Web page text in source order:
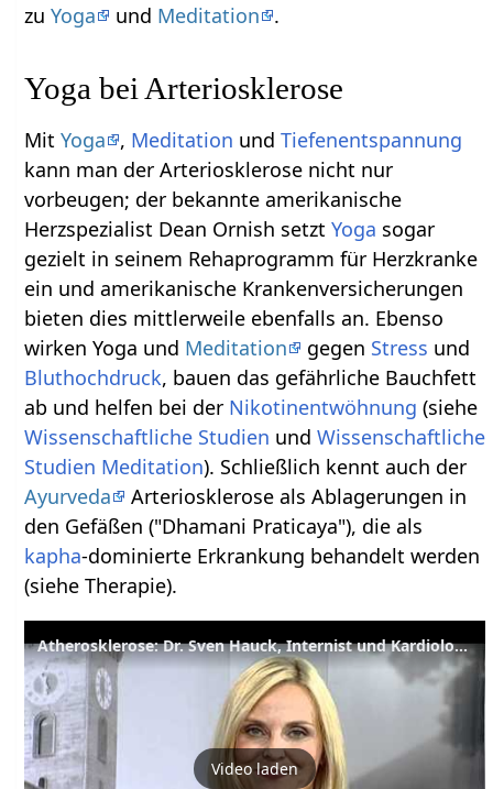
zuYoga und Meditation .
Yoga bei Arteriosklerose
MitYoga , Meditation undTiefenentspannung
kann man der Arteriosklerose nicht nur
vorbeugen; der bekannte amerikanische
Herzspezialist Dean Ornish setztYoga sogar
gezielt in seinem Rehaprogramm für Herzkranke
ein und amerikanische Krankenversicherungen
bieten dies mittlerweile ebenfalls an. Ebenso
wirken Yoga und Meditation gegen Stress und
Bluthochdruck, bauen das gefährliche Bauchfett
ab und helfen bei der Nikotinentwöhnung (siehe
Wissenschaftliche Studien undWissenschaftliche
Studien Meditation). Schließlich kennt auch der
Ayurveda
Arteriosklerose als Ablagerungen in
den Gefäßen ("Dhamani Praticaya"), die als
kapha-dominierte Erkrankung behandelt werden
(siehe Therapie).
Atherosklerose: Dr. Sven Hauck, Internist und Kardiologe
Video laden